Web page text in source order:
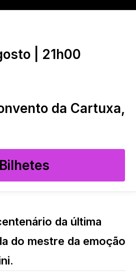
| 21h00
da Cartuxa,
Bilhetes
da última
do mestre da emoção